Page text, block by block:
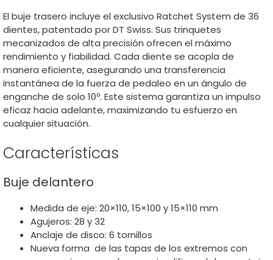
El buje trasero incluye el exclusivo Ratchet System de 36
dientes, patentado por DT Swiss. Sus trinquetes
mecanizados de alta precisión ofrecen el máximo
rendimiento y fiabilidad. Cada diente se acopla de
manera eficiente, asegurando una transferencia
instantánea de la fuerza de pedaleo en un ángulo de
enganche de solo 10º. Este sistema garantiza un impulso
eficaz hacia adelante, maximizando tu esfuerzo en
cualquier situación.
Características
Buje delantero
Medida de eje: 20×110, 15×100 y 15×110 mm
Agujeros: 28 y 32
Anclaje de disco: 6 tornillos
Nueva forma de las tapas de los extremos con